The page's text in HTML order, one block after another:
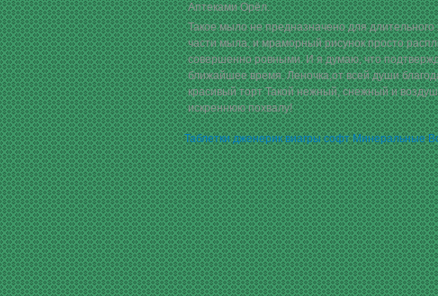
Аптеками Орёл.
Такое мыло не предназначено для
части мыла, и мраморный рисунок просто
совершенно ровными. И я думаю, что
ближайшее время. Леночка,от всей души
красивый торт Такой нежный, снежный и
искреннюю похвалу!
Таблетки дженерик виагры софт Минеральные